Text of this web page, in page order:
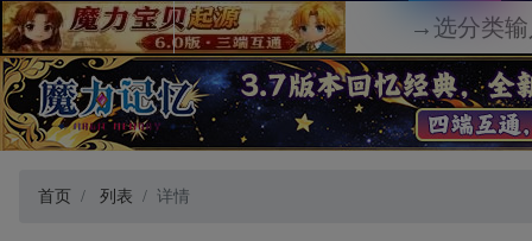
首页 列表 详情